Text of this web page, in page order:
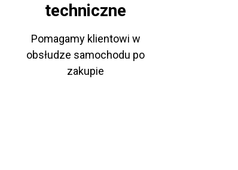
techniczne
Pomagamy klientowi w
obsłudze samochodu po
zakupie